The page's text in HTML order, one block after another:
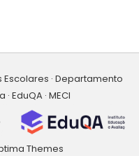
· Departamento
EduQA · MECI
Themes